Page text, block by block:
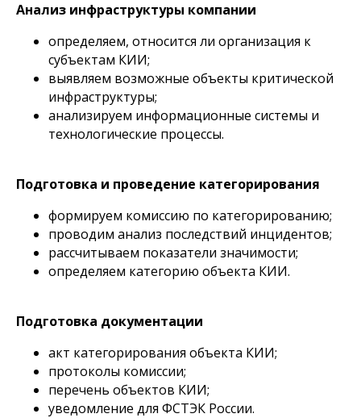
Анализ инфраструктуры компании
определяем, относится ли организация к
субъектам КИИ;
выявляем возможные объекты критической
инфраструктуры;
анализируем информационные системы и
технологические процессы.
Подготовка и проведение категорирования
формируем комиссию по категорированию;
проводим анализ последствий инцидентов;
рассчитываем показатели значимости;
определяем категорию объекта КИИ.
Подготовка документации
акт категорирования объекта КИИ;
протоколы комиссии;
перечень объектов КИИ;
уведомление для ФСТЭК России.